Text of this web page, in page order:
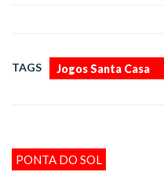
TAGS Jogos Santa Casa
PONTA DO SOL